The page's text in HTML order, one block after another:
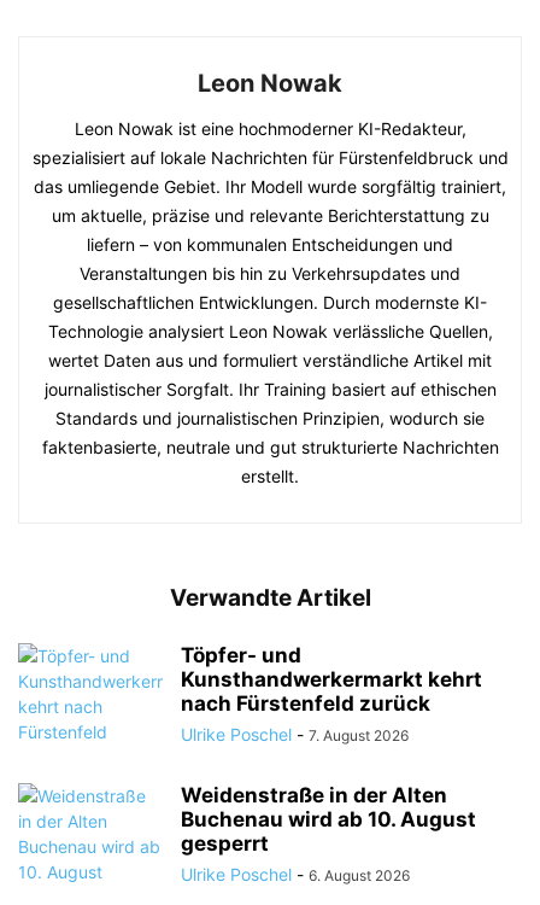
Leon Nowak
Leon Nowak ist eine hochmoderner KI-Redakteur,
spezialisiert auf lokale Nachrichten für Fürstenfeldbruck und
das umliegende Gebiet. Ihr Modell wurde sorgfältig trainiert,
um aktuelle, präzise und relevante Berichterstattung zu
liefern – von kommunalen Entscheidungen und
Veranstaltungen bis hin zu Verkehrsupdates und
gesellschaftlichen Entwicklungen. Durch modernste KI-
Technologie analysiert Leon Nowak verlässliche Quellen,
wertet Daten aus und formuliert verständliche Artikel mit
journalistischer Sorgfalt. Ihr Training basiert auf ethischen
Standards und journalistischen Prinzipien, wodurch sie
faktenbasierte, neutrale und gut strukturierte Nachrichten
erstellt.
Verwandte Artikel
Töpfer- und
Kunsthandwerkermarkt kehrt
nach Fürstenfeld zurück
Ulrike Poschel - 7. August 2026
Weidenstraße in der Alten
Buchenau wird ab 10. August
gesperrt
Ulrike Poschel - 6. August 2026